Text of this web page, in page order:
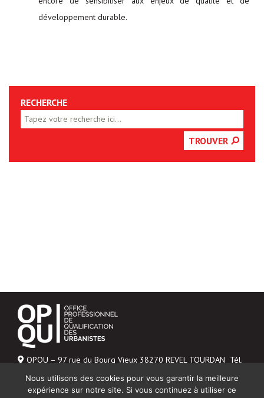
développement durable.
RECHERCHE
TROUVER
OPQU – 97 rue du Bourg Vieux 38270 REVEL TOURDAN Tél.
Mentions légales
Nous utilisons des cookies pour vous garantir la meilleure
expérience sur notre site. Si vous continuez à utiliser ce